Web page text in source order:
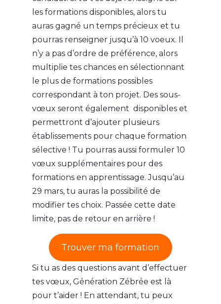
les formations disponibles, alors tu
auras gagné un temps précieux et tu
pourras renseigner jusqu’à 10 voeux. Il
n’y a pas d’ordre de préférence, alors
multiplie tes chances en sélectionnant
le plus de formations possibles
correspondant à ton projet. Des sous-
vœux seront également disponibles et
permettront d’ajouter plusieurs
établissements pour chaque formation
sélective ! Tu pourras aussi formuler 10
vœux supplémentaires pour des
formations en apprentissage. Jusqu’au
29 mars, tu auras la possibilité de
modifier tes choix. Passée cette date
limite, pas de retour en arrière !
Trouver ma formation
Si tu as des questions avant d’effectuer
tes vœux, Génération Zébrée est là
pour t’aider ! En attendant, tu peux